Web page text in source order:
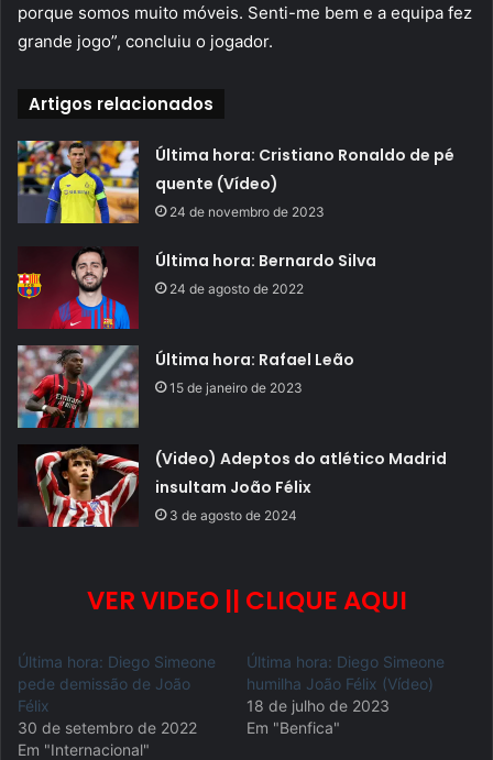
porque somos muito móveis. Senti-me bem e a equipa fez
grande jogo”, concluiu o jogador.
Artigos relacionados
Última hora: Cristiano Ronaldo de pé
quente (Vídeo)
24 de novembro de 2023
Última hora: Bernardo Silva
24 de agosto de 2022
Última hora: Rafael Leão
15 de janeiro de 2023
(Video) Adeptos do atlético Madrid
insultam João Félix
3 de agosto de 2024
VER VIDEO || CLIQUE AQUI
Última hora: Diego Simeone
pede demissão de João
Félix
30 de setembro de 2022
Em "Internacional"
Última hora: Diego Simeone
humilha João Félix (Vídeo)
18 de julho de 2023
Em "Benfica"